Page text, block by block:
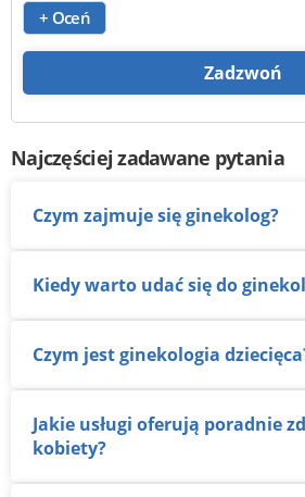
+ Oceń
Zadzwoń
Najczęściej zadawane pytania
Czym zajmuje się ginekolog?
Kiedy warto udać się do
Czym jest ginekologia
Jakie usługi oferują poradnie zdrowia
kobiety?